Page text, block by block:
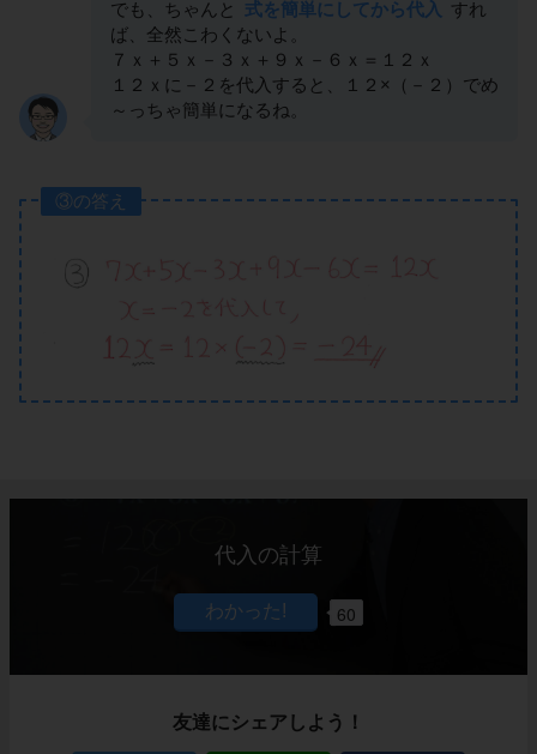
でも、ちゃんと 式を簡単にしてから代入
すれ
ば、全然こわくないよ。
７ｘ＋５ｘ－３ｘ＋９ｘ－６ｘ＝１２ｘ
１２ｘに－２を代入すると、１２×（－２）でめ
～っちゃ簡単になるね。
③の答え
代入の計算
60
友達にシェアしよう！